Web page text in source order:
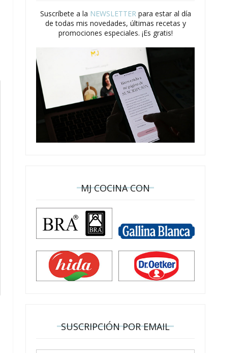
Suscríbete a la NEWSLETTERpara estar al día
de todas mis novedades, últimas recetas y
promociones especiales. ¡Es gratis!
MJ COCINA CON
SUSCRIPCIÓN POR EMAIL